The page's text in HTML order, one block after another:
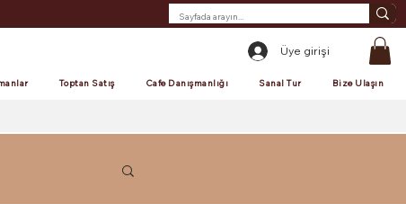
Üye girişi
Toptan Satış Cafe Danışmanlığı Sanal Tur Bize Ulaşın